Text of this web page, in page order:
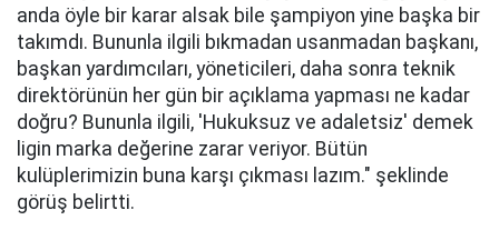
anda öyle bir karar alsak bile şampiyon yine başka bir
takımdı. Bununla ilgili bıkmadan usanmadan başkanı,
başkan yardımcıları, yöneticileri, daha sonra teknik
direktörünün her gün bir açıklama yapması ne kadar
doğru? Bununla ilgili, 'Hukuksuz ve adaletsiz' demek
ligin marka değerine zarar veriyor. Bütün
kulüplerimizin buna karşı çıkması lazım." şeklinde
görüş belirtti.